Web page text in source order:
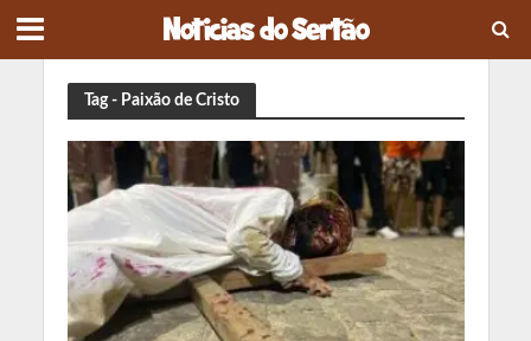
Tag - Paixão de Cristo